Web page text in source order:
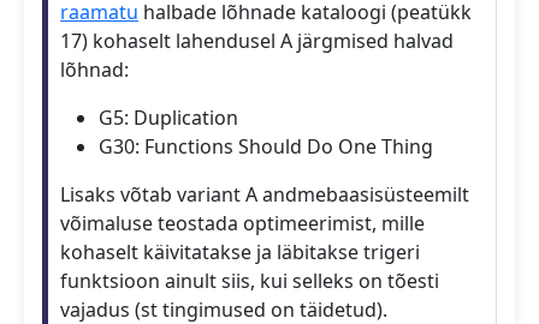
raamatu halbade lõhnade kataloogi (peatükk
17) kohaselt lahendusel A järgmised halvad
lõhnad:
G5: Duplication
G30: Functions Should Do One Thing
Lisaks võtab variant A andmebaasisüsteemilt
võimaluse teostada optimeerimist, mille
kohaselt käivitatakse ja läbitakse trigeri
funktsioon ainult siis, kui selleks on tõesti
vajadus (st tingimused on täidetud).